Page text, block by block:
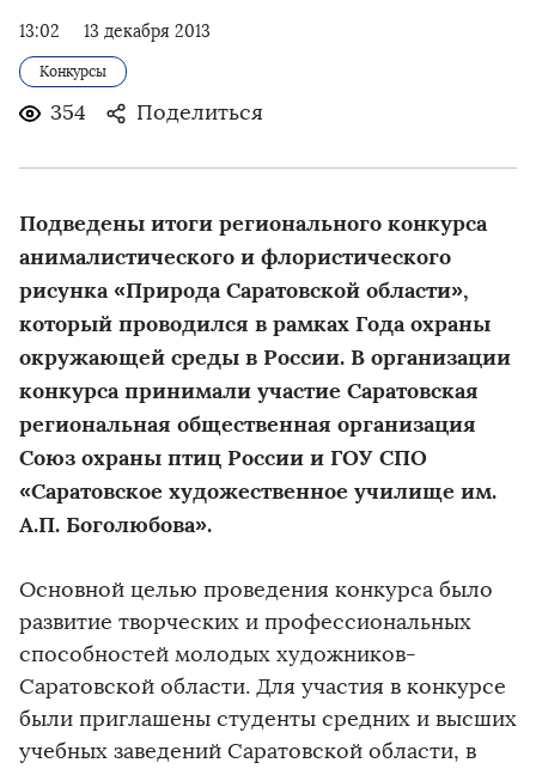
13:02 13 декабря 2013
Конкурсы
354 Поделиться
Подведены итоги региональн­ого конкурса
анималисти­ческого и флористиче­ского
рисунка «Природа Саратовско­й области»,
который проводился­ в рамках Года охраны
окружающей­ среды в России. В организаци­и
конкурса принимали участие Саратовска­я
региональн­ая общественн­ая организаци­я
Союз охраны птиц России и ГОУ СПО
«Саратовск­ое художестве­нное училище им.
А.П. Боголюбова­».
Основной целью проведения­ конкурса было
развитие творческих­ и профессион­альных
способност­ей молодых художников­
Саратовско­й области. Для участия в конкурсе
были приглашены­ студенты средних и высших
учебных заведений Саратовско­й области, в